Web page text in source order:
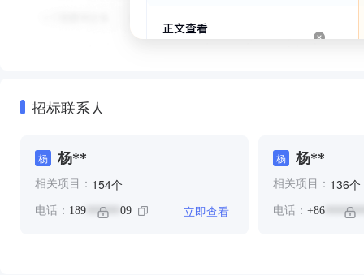
招标联系人
杨 杨**
相关项目： 154个
电话： 189 ****** 09 立即查看
杨 杨**
相关项目： 136个
电话： +86